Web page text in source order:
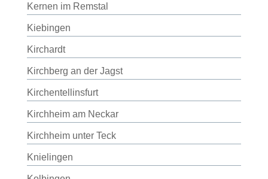
Kernen im Remstal
Kiebingen
Kirchardt
Kirchberg an der Jagst
Kirchentellinsfurt
Kirchheim am Neckar
Kirchheim unter Teck
Knielingen